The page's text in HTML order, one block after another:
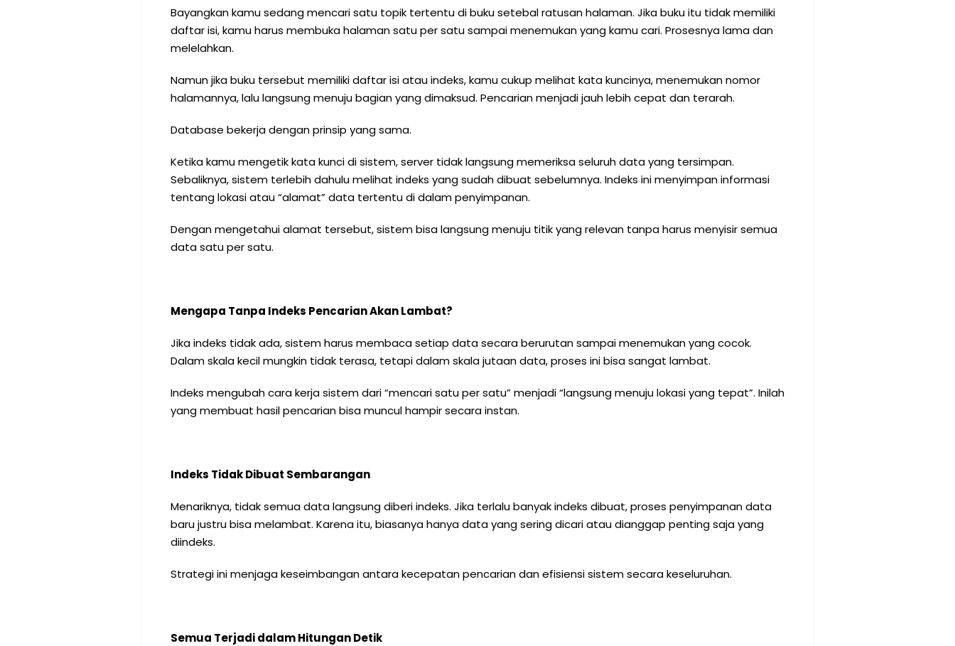
Bayangkan kamu sedang mencari satu topik tertentu di buku setebal ratusan halaman. Jika buku itu tidak memiliki
daftar isi, kamu harus membuka halaman satu per satu sampai menemukan yang kamu cari. Prosesnya lama dan
melelahkan.
Namun jika buku tersebut memiliki daftar isi atau indeks, kamu cukup melihat kata kuncinya, menemukan nomor
halamannya, lalu langsung menuju bagian yang dimaksud. Pencarian menjadi jauh lebih cepat dan terarah.
Database bekerja dengan prinsip yang sama.
Ketika kamu mengetik kata kunci di sistem, server tidak langsung memeriksa seluruh data yang tersimpan.
Sebaliknya, sistem terlebih dahulu melihat indeks yang sudah dibuat sebelumnya. Indeks ini menyimpan informasi
tentang lokasi atau “alamat” data tertentu di dalam penyimpanan.
Dengan mengetahui alamat tersebut, sistem bisa langsung menuju titik yang relevan tanpa harus menyisir semua
data satu per satu.
Mengapa Tanpa Indeks Pencarian Akan Lambat?
Jika indeks tidak ada, sistem harus membaca setiap data secara berurutan sampai menemukan yang cocok.
Dalam skala kecil mungkin tidak terasa, tetapi dalam skala jutaan data, proses ini bisa sangat lambat.
Indeks mengubah cara kerja sistem dari “mencari satu per satu” menjadi “langsung menuju lokasi yang tepat”. Inilah
yang membuat hasil pencarian bisa muncul hampir secara instan.
Indeks Tidak Dibuat Sembarangan
Menariknya, tidak semua data langsung diberi indeks. Jika terlalu banyak indeks dibuat, proses penyimpanan data
baru justru bisa melambat. Karena itu, biasanya hanya data yang sering dicari atau dianggap penting saja yang
diindeks.
Strategi ini menjaga keseimbangan antara kecepatan pencarian dan efisiensi sistem secara keseluruhan.
Semua Terjadi dalam Hitungan Detik